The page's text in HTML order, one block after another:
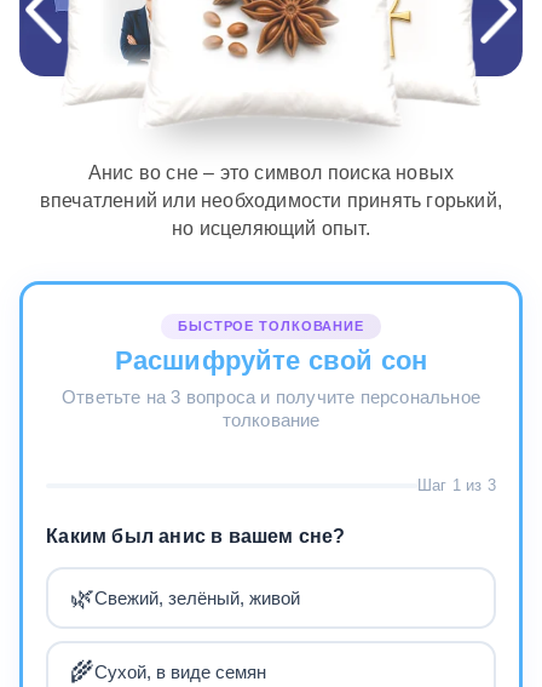
Анис во сне – это символ поиска новых
впечатлений или необходимости принять горький,
но исцеляющий опыт.
БЫСТРОЕ ТОЛКОВАНИЕ
Расшифруйте свой сон
Ответьте на 3 вопроса и получите персональное
толкование
Шаг 1 из 3
Каким был анис в вашем сне?
🌿Свежий, зелёный, живой
🌾Сухой, в виде семян